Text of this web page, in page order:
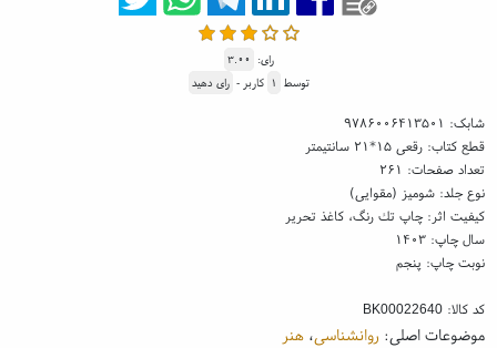
رای: ۳.۰۰
توسط ۱ کاربر - رای دهید
شابک: ۹۷۸۶۰۰۶۴۱۳۵۰۱
قطع کتاب: رقعی ۱۵*۲۱ سانتیمتر
تعداد صفحات: ۲۶۱
نوع جلد: شومیز (مقوایی)
کیفیت اثر: چاپ تك رنگ، کاغذ تحریر
سال چاپ: ۱۴۰۳
نوبت چاپ: پنجم
کد کالا:BK00022640
موضوعات اصلی: روانشناسی،هنر